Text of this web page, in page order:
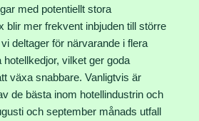
med potentiellt stora
blir mer frekvent inbjuden till större
deltager för närvarande i flera
hotellkedjor, vilket ger goda
växa snabbare. Vanligtvis är
de bästa inom hotellindustrin och
och september månads utfall